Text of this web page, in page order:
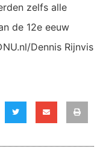
zelfs alle
de 12e eeuw
Dennis Rijnvis